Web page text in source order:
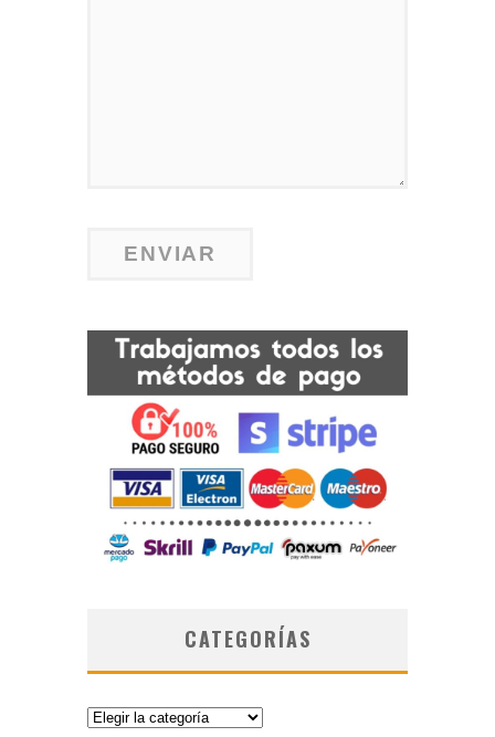
CATEGORÍAS
Categorías